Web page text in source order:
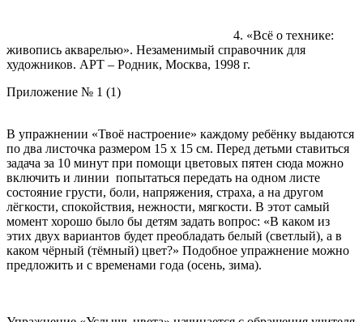
4. «Всё о технике:
живопись акварелью». Незаменимый справочник для
художников. АРТ – Родник, Москва, 1998 г.
Приложение № 1 (1)
В упражнении «Твоё настроение» каждому ребёнку выдаются
по два листочка размером 15 х 15 см. Перед детьми ставиться
задача за 10 минут при помощи цветовых пятен сюда можно
включить и линии попытаться передать на одном листе
состояние грусти, боли, напряжения, страха, а на другом
лёгкости, спокойствия, нежности, мягкости. В этот самый
момент хорошо было бы детям задать вопрос: «В каком из
этих двух вариантов будет преобладать белый (светлый), а в
каком чёрный (тёмный) цвет?» Подобное упражнение можно
предложить и с временами года (осень, зима).